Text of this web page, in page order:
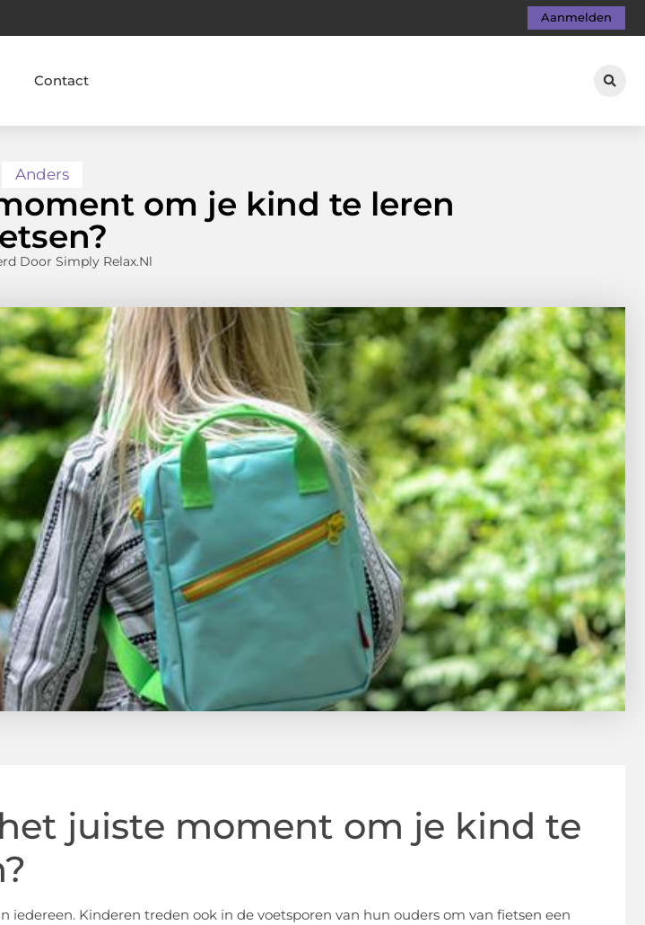
Aanmelden
Contact
Anders
om je kind te leren
Door Simply Relax.nl
juiste moment om je kind te
iedereen. Kinderen treden ook in de voetsporen van hun ouders om van fietsen een